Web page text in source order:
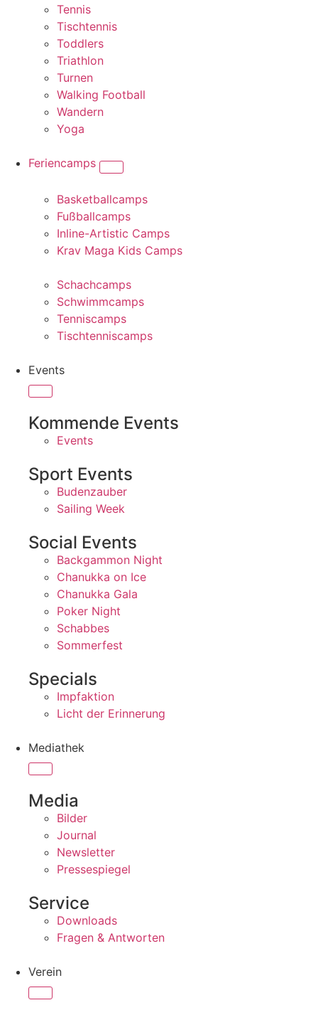
Tennis
Tischtennis
Toddlers
Triathlon
Turnen
Walking Football
Wandern
Yoga
Feriencamps
Basketballcamps
Fußballcamps
Inline-Artistic Camps
Krav Maga Kids Camps
Schachcamps
Schwimmcamps
Tenniscamps
Tischtenniscamps
Events
Kommende Events
Events
Sport Events
Budenzauber
Sailing Week
Social Events
Backgammon Night
Chanukka on Ice
Chanukka Gala
Poker Night
Schabbes
Sommerfest
Specials
Impfaktion
Licht der Erinnerung
Mediathek
Media
Bilder
Journal
Newsletter
Pressespiegel
Service
Downloads
Fragen & Antworten
Verein